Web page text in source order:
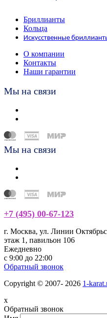
Бриллианты
Кольца
Искусственные
О компании
Контакты
Наши гарантии
Мы на связи
Мы на связи
+7 (495) 00-67-123
г. Москва, ул. Линии
этаж 1, павильон 106
Ежедневно
с 9:00 до 22:00
Обратный звонок
Copyright © 2007- 2026 1-
x
Обратный звонок